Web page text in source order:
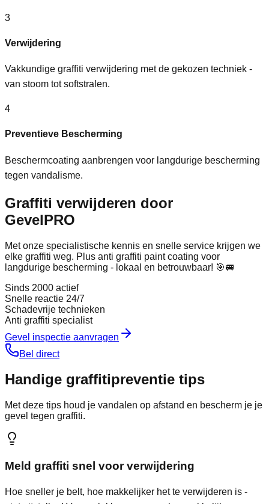
3
Verwijdering
Vakkundige graffiti verwijdering met de gekozen techniek -
van stoom tot softstralen.
4
Preventieve Bescherming
Beschermcoating aanbrengen voor langdurige bescherming
tegen vandalisme.
Graffiti verwijderen door
GevelPRO
Met onze specialistische kennis en snelle service krijgen we
elke graffiti weg. Plus anti graffiti paint coating voor
langdurige bescherming - lokaal en betrouwbaar! 🎯🚐
Sinds 2000 actief
Snelle reactie 24/7
Schadevrije technieken
Anti graffiti specialist
Gevel inspectie aanvragen
Bel direct
Handige graffitipreventie tips
Met deze tips houd je vandalen op afstand en bescherm je je
gevel tegen graffiti.
Meld graffiti snel voor verwijdering
Hoe sneller je belt, hoe makkelijker het te verwijderen is -